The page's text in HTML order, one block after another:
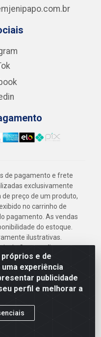
e de
experiência
publicidade
perfil e melhorar a
de pagamento e frete
exclusivamente
de preço de um produto,
no carrinho de
pagamento. As vendas
do estoque.
ilustrativas.
de Construção em
2691 - Guabiraba,
630 - CNPJ